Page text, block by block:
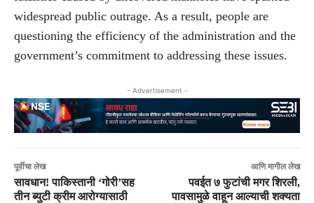
widespread public outrage. As a result, people are
questioning the efficiency of the administration and the
government’s commitment to addressing these issues.
- Advertisement -
पूर्वीचा लेख
सावधान! पाकिस्तानी ‘गोरी’सह
तीन ब्युटी क्रीम आरोग्यासाठी
आणि मागील लेख
पवईत ७ फुटांची मगर शिरली,
पावसामुळे वाहून आल्याची शक्यता